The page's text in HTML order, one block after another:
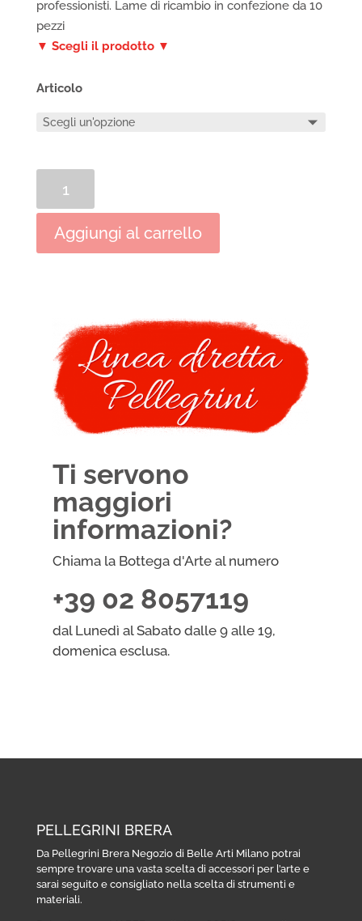
professionisti. Lame di ricambio in confezione da 10
pezzi
▼ Scegli il prodotto ▼
Articolo
alluminio
conAggiungi al carrello
Ti servono
maggiori
informazioni?
Chiama la Bottega d'Arte al numero
+39 02 8057119
dal Lunedì al Sabato dalle 9 alle 19,
domenica esclusa.
PELLEGRINI BRERA
Da Pellegrini Brera Negozio di Belle Arti Milano potrai
sempre trovare una vasta scelta di accessori per l’arte e
sarai seguito e consigliato nella scelta di strumenti e
materiali.